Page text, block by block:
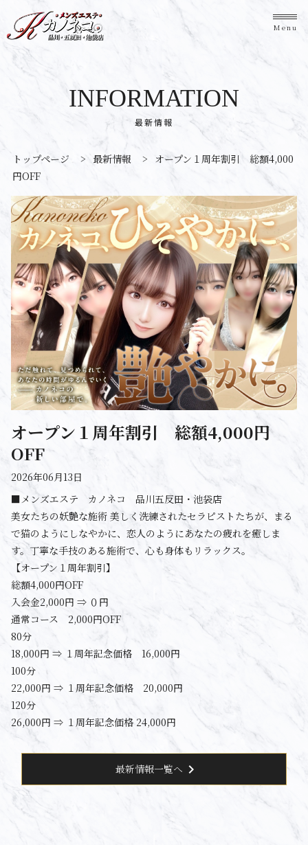
Menu
最新情報
INFORMATION
トップページ > 最新情報 > オープン１周年割引 総額4,000
円OFF
オープン１周年割引 総額4,000円
OFF
2026年06月13日
■メンズエステ カノネコ 品川五反田・池袋店
美女たちの妖艶な施術 美しく洗練されたセラピストたちが、まる
で猫のようにしなやかに、恋人のようにあなたの疲れを癒しま
す。丁寧な手技のある施術で、心も身体もリラックス。
【オープン１周年割引】
総額4,000円OFF
入会金2,000円 ⇒ ０円
通常コース 2,000円OFF
80分
18,000円 ⇒ １周年記念価格 16,000円
100分
22,000円 ⇒ １周年記念価格 20,000円
120分
26,000円 ⇒ １周年記念価格 24,000円
最新情報一覧へ chevron_right